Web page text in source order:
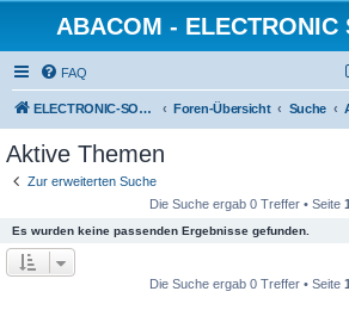
ABACOM - ELECTRONIC
FAQ
ELECTRONIC-SOFWARE-SHOP Foren-Übersicht Suche
Aktive Themen
Zur erweiterten Suche
Die Suche ergab 0 Treffer • Seite 1
Es wurden keine passenden Ergebnisse gefunden.
Die Suche ergab 0 Treffer • Seite 1